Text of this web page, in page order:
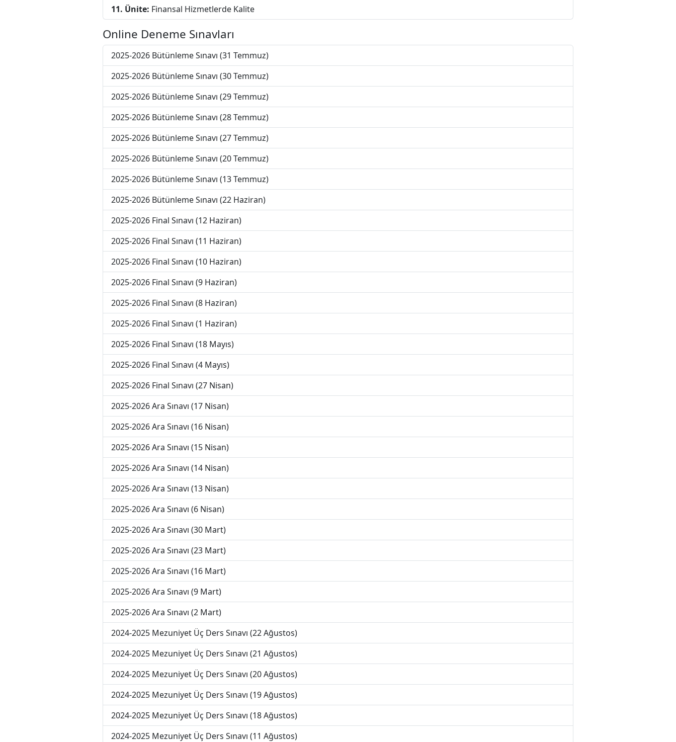
11. Ünite: Finansal Hizmetlerde Kalite
Online Deneme Sınavları
2025-2026 Bütünleme Sınavı (31 Temmuz)
2025-2026 Bütünleme Sınavı (30 Temmuz)
2025-2026 Bütünleme Sınavı (29 Temmuz)
2025-2026 Bütünleme Sınavı (28 Temmuz)
2025-2026 Bütünleme Sınavı (27 Temmuz)
2025-2026 Bütünleme Sınavı (20 Temmuz)
2025-2026 Bütünleme Sınavı (13 Temmuz)
2025-2026 Bütünleme Sınavı (22 Haziran)
2025-2026 Final Sınavı (12 Haziran)
2025-2026 Final Sınavı (11 Haziran)
2025-2026 Final Sınavı (10 Haziran)
2025-2026 Final Sınavı (9 Haziran)
2025-2026 Final Sınavı (8 Haziran)
2025-2026 Final Sınavı (1 Haziran)
2025-2026 Final Sınavı (18 Mayıs)
2025-2026 Final Sınavı (4 Mayıs)
2025-2026 Final Sınavı (27 Nisan)
2025-2026 Ara Sınavı (17 Nisan)
2025-2026 Ara Sınavı (16 Nisan)
2025-2026 Ara Sınavı (15 Nisan)
2025-2026 Ara Sınavı (14 Nisan)
2025-2026 Ara Sınavı (13 Nisan)
2025-2026 Ara Sınavı (6 Nisan)
2025-2026 Ara Sınavı (30 Mart)
2025-2026 Ara Sınavı (23 Mart)
2025-2026 Ara Sınavı (16 Mart)
2025-2026 Ara Sınavı (9 Mart)
2025-2026 Ara Sınavı (2 Mart)
2024-2025 Mezuniyet Üç Ders Sınavı (22 Ağustos)
2024-2025 Mezuniyet Üç Ders Sınavı (21 Ağustos)
2024-2025 Mezuniyet Üç Ders Sınavı (20 Ağustos)
2024-2025 Mezuniyet Üç Ders Sınavı (19 Ağustos)
2024-2025 Mezuniyet Üç Ders Sınavı (18 Ağustos)
2024-2025 Mezuniyet Üç Ders Sınavı (11 Ağustos)